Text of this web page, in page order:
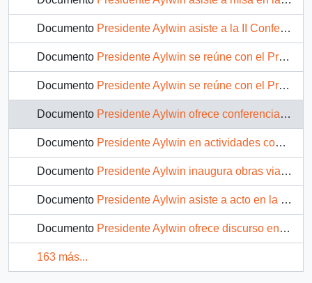
Documento Presidente Aylwin asiste a la II Conferencia Espacial de las Américas: video
Documento Presidente Aylwin se reúne con el Presidente de Argentina Carlos Menem en la Base Posesión en Punta Arenas: video
Documento Presidente Aylwin se reúne con el Presidente de Argentina Carlos Menem en Punta Arenas: video
Documento Presidente Aylwin ofrece conferencia de prensa en conjunto con el Presidente de Argentina Carlos Menem: video
Documento Presidente Aylwin en actividades conjuntas con el Presidente de Argentina Carlos Menem en Punta Arenas: video
Documento Presidente Aylwin inaugura obras viales en la ciudad de Punta Arenas: video
Documento Presidente Aylwin asiste a acto en la ciudad de Magallanes: video
Documento Presidente Aylwin ofrece discurso en Magallanes: video
163 más...